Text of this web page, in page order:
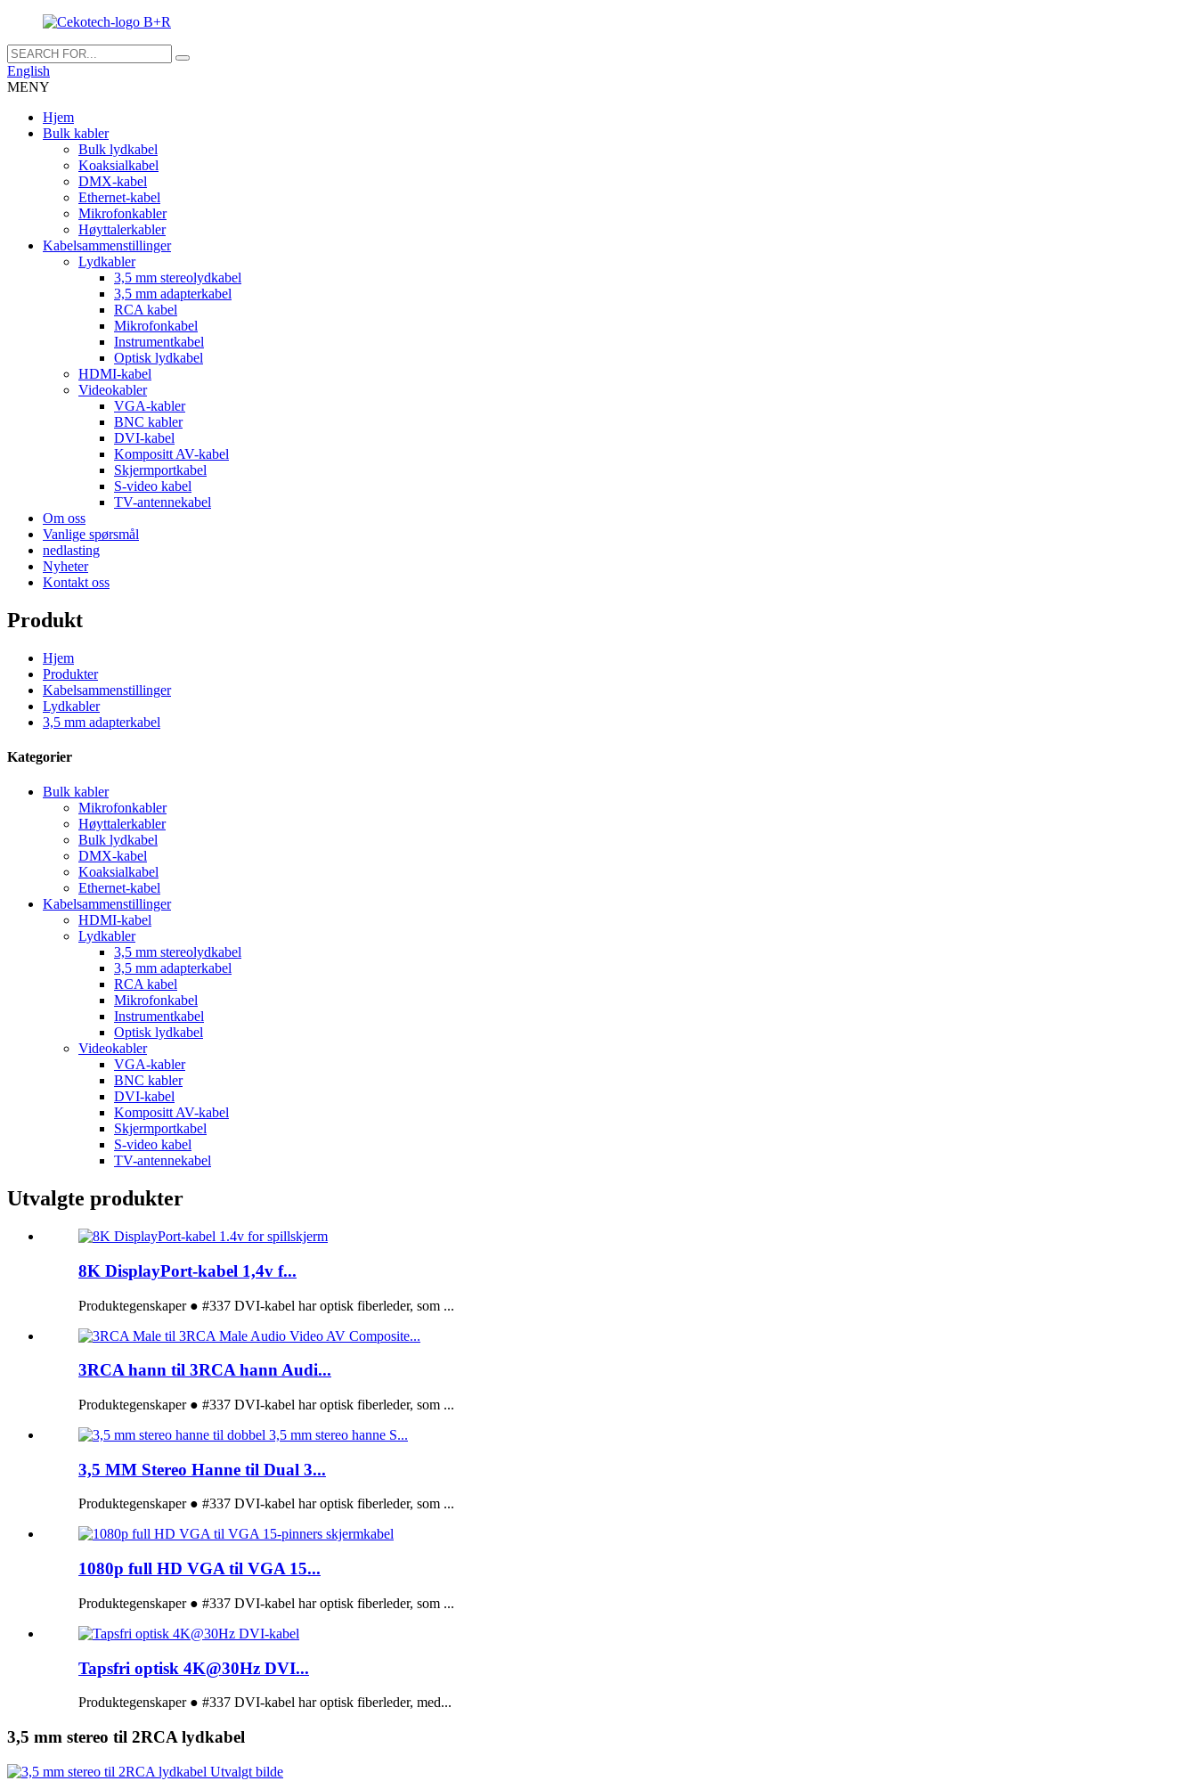
English
MENY
Hjem
Bulk kabler
Bulk lydkabel
Koaksialkabel
DMX-kabel
Ethernet-kabel
Mikrofonkabler
Høyttalerkabler
Kabelsammenstillinger
Lydkabler
3,5 mm stereolydkabel
3,5 mm adapterkabel
RCA kabel
Mikrofonkabel
Instrumentkabel
Optisk lydkabel
HDMI-kabel
Videokabler
VGA-kabler
BNC kabler
DVI-kabel
Kompositt AV-kabel
Skjermportkabel
S-video kabel
TV-antennekabel
Om oss
Vanlige spørsmål
nedlasting
Nyheter
Kontakt oss
Produkt
Hjem
Produkter
Kabelsammenstillinger
Lydkabler
3,5 mm adapterkabel
Kategorier
Bulk kabler
Mikrofonkabler
Høyttalerkabler
Bulk lydkabel
DMX-kabel
Koaksialkabel
Ethernet-kabel
Kabelsammenstillinger
HDMI-kabel
Lydkabler
3,5 mm stereolydkabel
3,5 mm adapterkabel
RCA kabel
Mikrofonkabel
Instrumentkabel
Optisk lydkabel
Videokabler
VGA-kabler
BNC kabler
DVI-kabel
Kompositt AV-kabel
Skjermportkabel
S-video kabel
TV-antennekabel
Utvalgte produkter
8K DisplayPort-kabel 1,4v f...
Produktegenskaper ● #337 DVI-kabel har optisk fiberleder, som ...
3RCA hann til 3RCA hann Audi...
Produktegenskaper ● #337 DVI-kabel har optisk fiberleder, som ...
3,5 MM Stereo Hanne til Dual 3...
Produktegenskaper ● #337 DVI-kabel har optisk fiberleder, som ...
1080p full HD VGA til VGA 15...
Produktegenskaper ● #337 DVI-kabel har optisk fiberleder, som ...
Tapsfri optisk 4K@30Hz DVI...
Produktegenskaper ● #337 DVI-kabel har optisk fiberleder, med...
3,5 mm stereo til 2RCA lydkabel